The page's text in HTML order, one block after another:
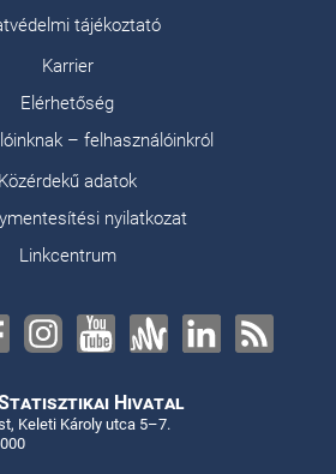
tájékoztató
Karrier
Elérhetőség
– felhasználóinkról
Közérdekű adatok
nyilatkozat
Linkcentrum
Hivatal
Keleti Károly utca 5–7.